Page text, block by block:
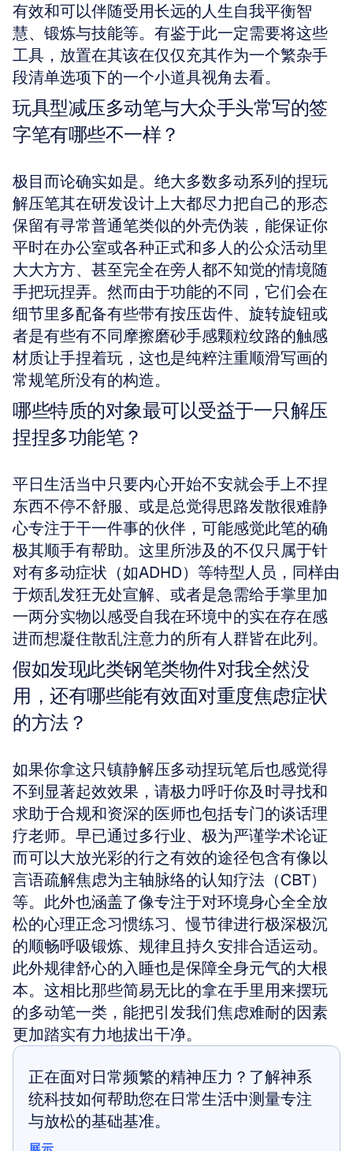
有效和可以伴随受用长远的人生自我平衡智
慧、锻炼与技能等。有鉴于此一定需要将这些
工具，放置在其该在仅仅充其作为一个繁杂手
段清单选项下的一个小道具视角去看。
玩具型减压多动笔与大众手头常写的签
字笔有哪些不一样？
极目而论确实如是。绝大多数多动系列的捏玩
解压笔其在研发设计上大都尽力把自己的形态
保留有寻常普通笔类似的外壳伪装，能保证你
平时在办公室或各种正式和多人的公众活动里
大大方方、甚至完全在旁人都不知觉的情境随
手把玩捏弄。然而由于功能的不同，它们会在
细节里多配备有些带有按压齿件、旋转旋钮或
者是有些有不同摩擦磨砂手感颗粒纹路的触感
材质让手捏着玩，这也是纯粹注重顺滑写画的
常规笔所没有的构造。
哪些特质的对象最可以受益于一只解压
捏捏多功能笔？
平日生活当中只要内心开始不安就会手上不捏
东西不停不舒服、或是总觉得思路发散很难静
心专注于干一件事的伙伴，可能感觉此笔的确
极其顺手有帮助。这里所涉及的不仅只属于针
对有多动症状（如ADHD）等特型人员，同样由
于烦乱发狂无处宣解、或者是急需给手掌里加
一两分实物以感受自我在环境中的实在存在感
进而想凝住散乱注意力的所有人群皆在此列。
假如发现此类钢笔类物件对我全然没
用，还有哪些能有效面对重度焦虑症状
的方法？
如果你拿这只镇静解压多动捏玩笔后也感觉得
不到显著起效效果，请极力呼吁你及时寻找和
求助于合规和资深的医师也包括专门的谈话理
疗老师。早已通过多行业、极为严谨学术论证
而可以大放光彩的行之有效的途径包含有像以
言语疏解焦虑为主轴脉络的认知疗法（CBT）
等。此外也涵盖了像专注于对环境身心全全放
松的心理正念习惯练习、慢节律进行极深极沉
的顺畅呼吸锻炼、规律且持久安排合适运动。
此外规律舒心的入睡也是保障全身元气的大根
本。这相比那些简易无比的拿在手里用来摆玩
的多动笔一类，能把引发我们焦虑难耐的因素
更加踏实有力地拔出干净。
正在面对日常频繁的精神压力？了解神系
统科技如何帮助您在日常生活中测量专注
与放松的基础基准。